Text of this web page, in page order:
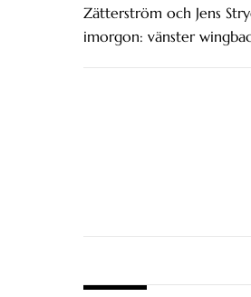
Zätterström och Jens
imorgon: vänster